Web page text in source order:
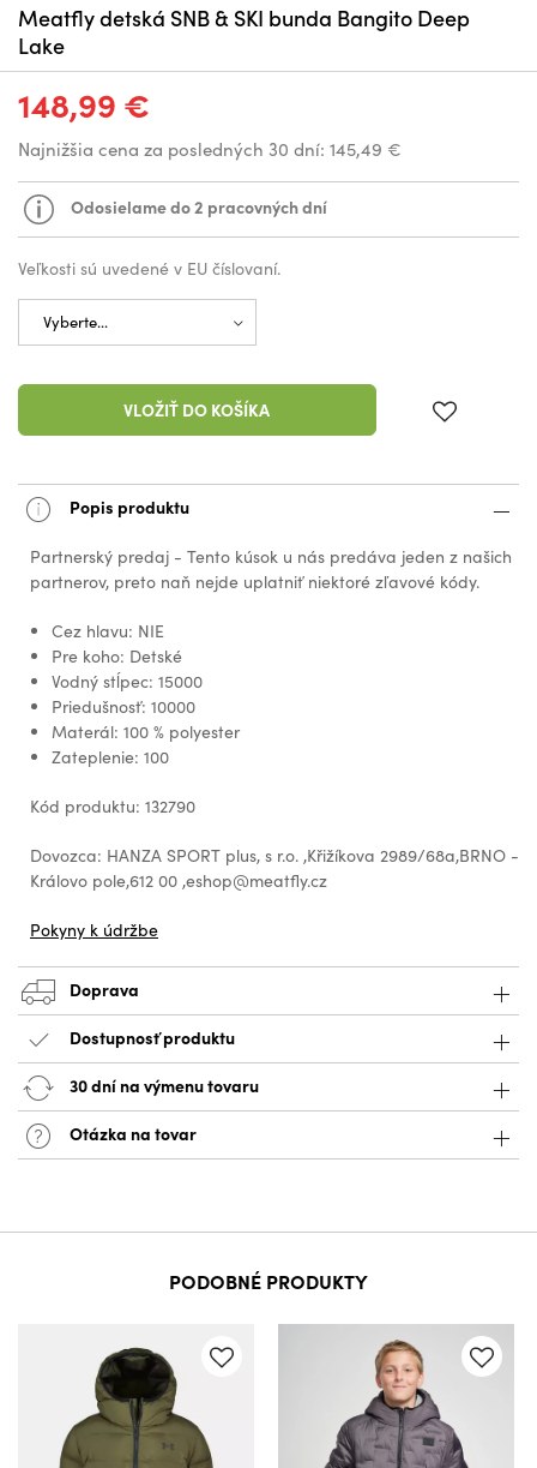
Meatfly detská SNB & SKI bunda Bangito Deep
Lake
148,99 €
Najnižšia cena za posledných 30 dní: 145,49 €
Odosielame do 2 pracovných dní
Veľkosti sú uvedené v EU číslovaní.
VLOŽIŤ DO KOŠÍKA
Popis produktu
Partnerský predaj - Tento kúsok u nás predáva jeden z našich
partnerov, preto naň nejde uplatniť niektoré zľavové kódy.
Cez hlavu: NIE
Pre koho: Detské
Vodný stĺpec: 15000
Priedušnosť: 10000
Materál: 100 % polyester
Zateplenie: 100
Kód produktu: 132790
Dovozca: HANZA SPORT plus, s r.o. ,Křižíkova 2989/68a,BRNO -
Královo pole,612 00 ,eshop@meatfly.cz
Pokyny k údržbe
Doprava
Dostupnosť produktu
30 dní na výmenu tovaru
Otázka na tovar
PODOBNÉ PRODUKTY